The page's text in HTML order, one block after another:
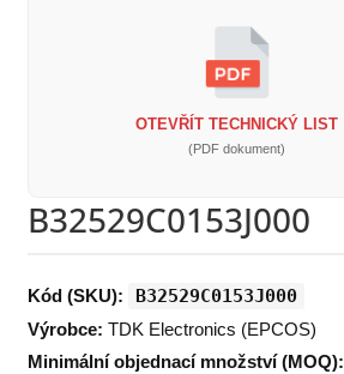
OTEVŘÍT TECHNICKÝ LIST
(PDF dokument)
B32529C0153J000
Kód (SKU): B32529C0153J000
Výrobce: TDK Electronics (EPCOS)
Minimální objednací množství (MOQ):